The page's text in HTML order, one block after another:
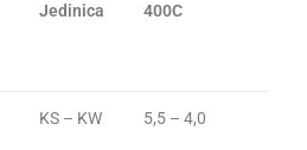
Jedinica 400C
KS – KW 5,5 – 4,0